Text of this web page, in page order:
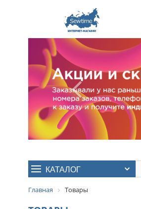
КАТАЛОГ
Главная Товары